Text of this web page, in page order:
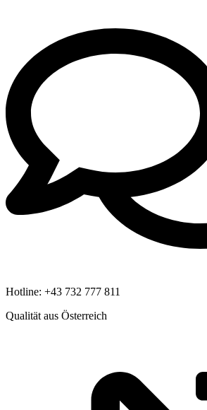
Hotline: +43 732 777 811
Qualität aus Österreich